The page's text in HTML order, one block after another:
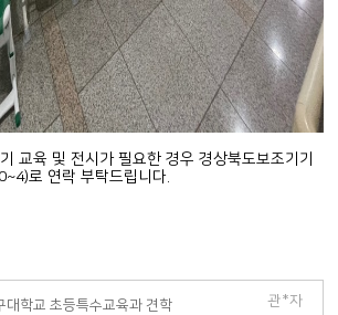
교육 및 전시가 필요한 경우 경상북도보조기기
로 연락 부탁드립니다.
대학교 초등특수교육과 견학 관*자